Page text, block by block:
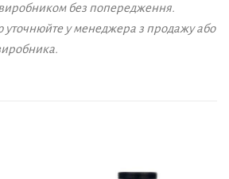
без попередження.
уточнюйте у менеджера з продажу або